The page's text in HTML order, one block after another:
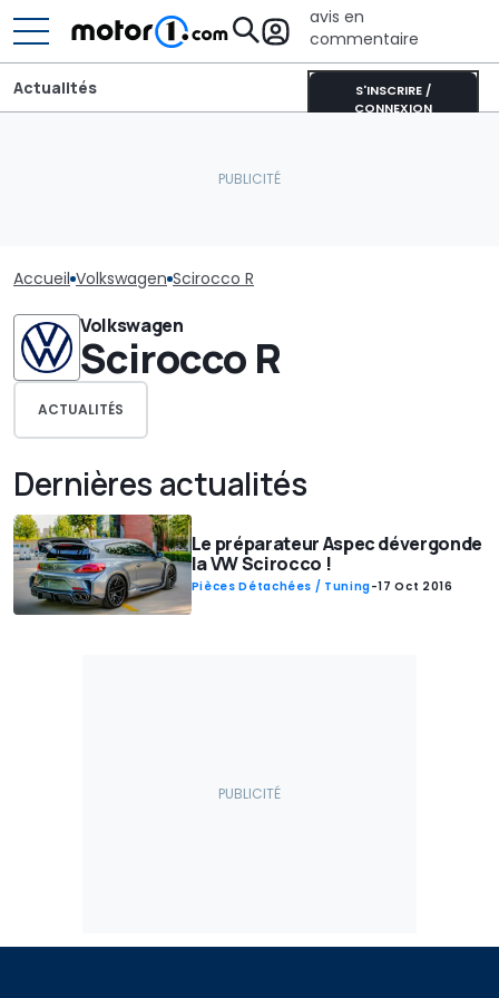
avis en
commentaire
S'INSCRIRE /
CONNEXION
Actualités
Accueil Volkswagen Scirocco R
Volkswagen
Scirocco R
ACTUALITÉS
Dernières actualités
Le préparateur Aspec dévergonde
la VW Scirocco !
Pièces Détachées / Tuning-17 Oct 2016